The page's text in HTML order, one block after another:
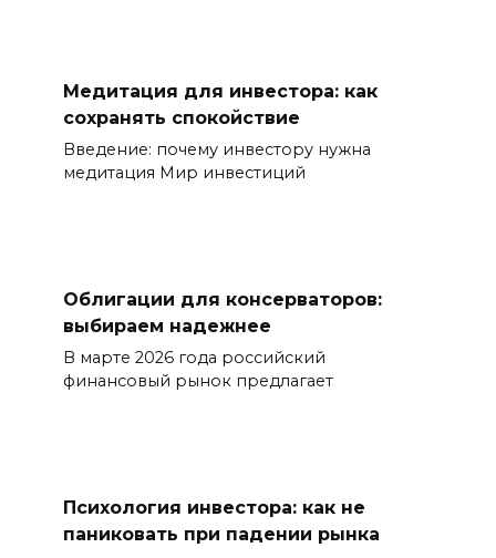
Медитация для инвестора: как
сохранять спокойствие
Введение: почему инвестору нужна
медитация Мир инвестиций
Облигации для консерваторов:
выбираем надежнее
В марте 2026 года российский
финансовый рынок предлагает
Психология инвестора: как не
паниковать при падении рынка